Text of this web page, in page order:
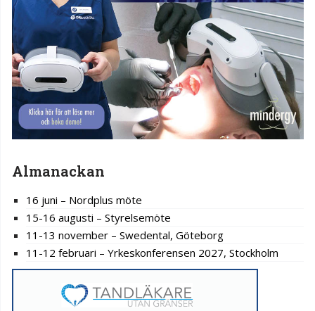
Almanackan
16 juni – Nordplus möte
15-16 augusti – Styrelsemöte
11-13 november – Swedental, Göteborg
11-12 februari – Yrkeskonferensen 2027, Stockholm